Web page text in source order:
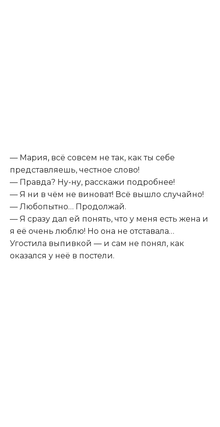
— Мария, всё совсем не так, как ты себе
представляешь, честное слово!
— Правда? Ну-ну, расскажи подробнее!
— Я ни в чём не виноват! Всё вышло случайно!
— Любопытно… Продолжай.
— Я сразу дал ей понять, что у меня есть жена и
я её очень люблю! Но она не отставала…
Угостила выпивкой — и сам не понял, как
оказался у неё в постели.